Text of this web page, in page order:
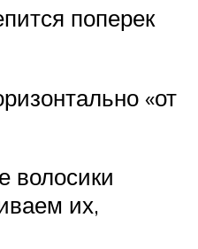
поперек
«от
волосики
их,